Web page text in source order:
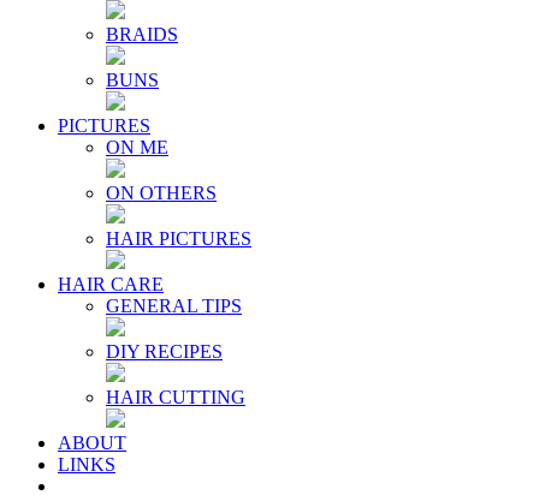
BRAIDS
BUNS
PICTURES
ON ME
ON OTHERS
HAIR PICTURES
HAIR CARE
GENERAL TIPS
DIY RECIPES
HAIR CUTTING
ABOUT
LINKS